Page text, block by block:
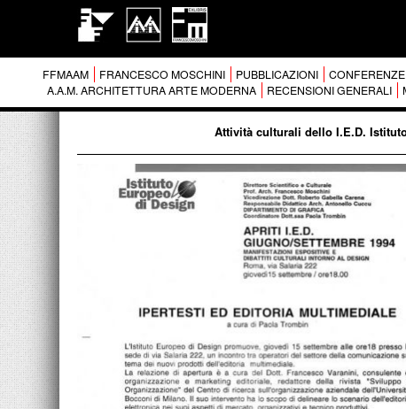
FFMAAM FRANCESCO MOSCHINI PUBBLICAZIONI CONFERENZE
A.A.M. ARCHITETTURA ARTE MODERNA
RECENSIONI GENERALI
Attività culturali dello I.E.D.